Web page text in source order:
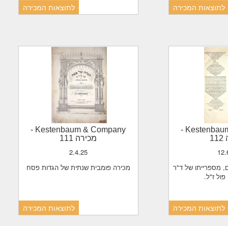
לתוצאות המכירה לתוצאות המכירה
-
ז"ל.
לתוצאות המכירה
Kestenbaum & Company
-
מכירה 111
2.4.25
מכירה פומבית שנתית של הגדות פסח
לתוצאות המכירה